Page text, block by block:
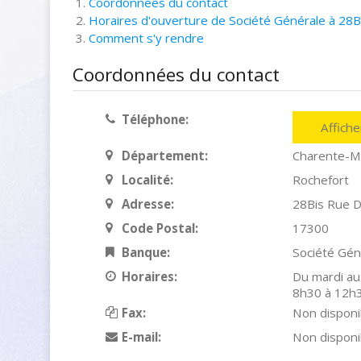
Horaires d'ouverture de Société Générale à
Comment s'y rendre
Coordonnées du contact
Téléphone:
Département:
Charente-
Localité:
Rochefort
Adresse:
28Bis Rue
Code Postal:
17300
Banque:
Société
Horaires:
Du mardi
8h30 à
Fax:
Non
E-mail:
Non